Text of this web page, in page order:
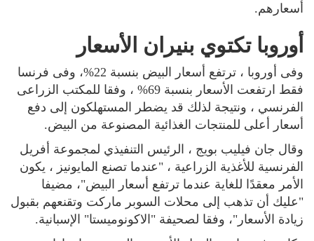
أسعارهم.
أوروبا تكتوي بنيران الأسعار
وفى أوروبا ، ترتفع أسعار البيض بنسبة 22%، وفى فرنسا
فقط ارتفعت الأسعار بنسبة 69% ، وفقا للمكتب الزراعى
الفرنسي ، ونتيجة لذلك قد يضطر المستهلكون إلى دفع
أسعار أعلى للمنتجات الغذائية المصنوعة من البيض.
وقال جان فيليب بويج ، الرئيس التنفيذي لمجموعة أفريل
الفرنسية للأغذية الزراعية ، "عندما تصنع المايونيز ، يكون
الأمر معقدًا للغاية عندما ترتفع أسعار البيض"، مضيفا
"عليك أن تذهب إلى محلات السوبر ماركت وتقنعهم بقبول
زيادة الأسعار"، وفقا لصحيفة "الاكونوميستا" الإسبانية.